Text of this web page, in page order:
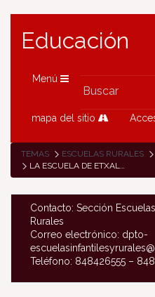
Educación
Menú
mapa del sitio
TEMAS ESCUELAS RURALES
LA ESCUELA DE ETXALAR ESTRENA VÍDEO POR EL DÍA CONTRA LA LGTBIFOBIA
Contacto: Sección
Rurales
Correo electrónico: dpto-
Teléfono: 848426555 –